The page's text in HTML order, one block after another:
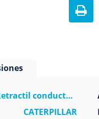
conductor
CATERPILLAR